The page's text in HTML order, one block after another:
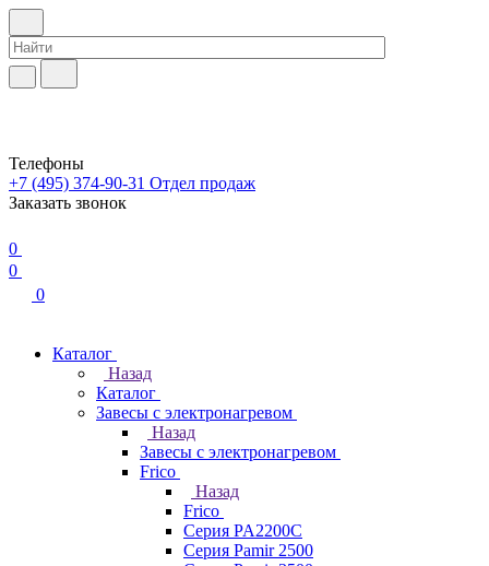
Телефоны
+7 (495) 374-90-31 Отдел продаж
Заказать звонок
0
0
0
Каталог
Назад
Каталог
Завесы с электронагревом
Назад
Завесы с электронагревом
Frico
Назад
Frico
Серия PA2200C
Серия Pamir 2500